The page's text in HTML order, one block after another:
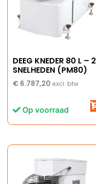
DEEG KNEDER 80 L – 2
SNELHEDEN (PM80)
€ 6.787,20 excl. btw
Op voorraad